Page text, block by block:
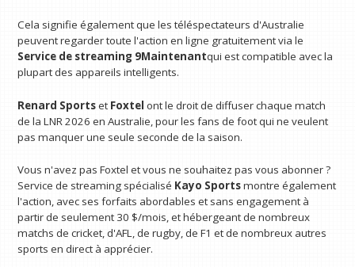
Cela signifie également que les téléspectateurs d'Australie
peuvent regarder toute l'action en ligne gratuitement via le
Service de streaming 9Maintenantqui est compatible avec la
plupart des appareils intelligents.
Renard Sportset Foxtel ont le droit de diffuser chaque match
de la LNR 2026 en Australie, pour les fans de foot qui ne veulent
pas manquer une seule seconde de la saison.
Vous n'avez pas Foxtel et vous ne souhaitez pas vous abonner ?
Service de streaming spécialisé Kayo Sportsmontre également
l'action, avec ses forfaits abordables et sans engagement à
partir de seulement 30 $/mois, et hébergeant de nombreux
matchs de cricket, d'AFL, de rugby, de F1 et de nombreux autres
sports en direct à apprécier.